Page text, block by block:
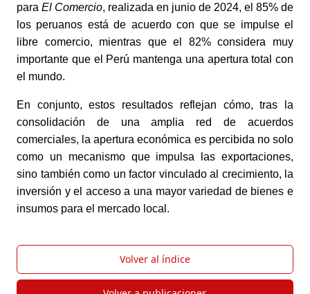
para El Comercio, realizada en junio de 2024, el 85% de
los peruanos está de acuerdo con que se impulse el
libre comercio, mientras que el 82% considera muy
importante que el Perú mantenga una apertura total con
el mundo.
En conjunto, estos resultados reflejan cómo, tras la
consolidación de una amplia red de acuerdos
comerciales, la apertura económica es percibida no solo
como un mecanismo que impulsa las exportaciones,
sino también como un factor vinculado al crecimiento, la
inversión y el acceso a una mayor variedad de bienes e
insumos para el mercado local.
Volver al índice